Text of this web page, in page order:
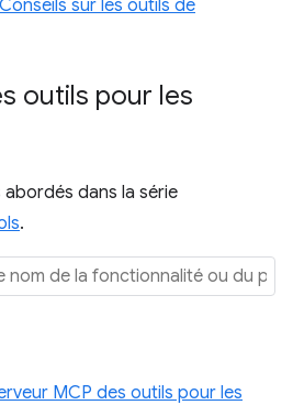
sur les outils de
outils pour les
dans la série
.
MCP des outils pour les